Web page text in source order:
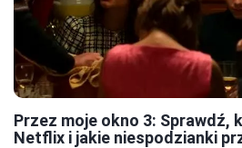
Przez moje okno 3: Sprawdź,
Netflix i jakie niespodzianki